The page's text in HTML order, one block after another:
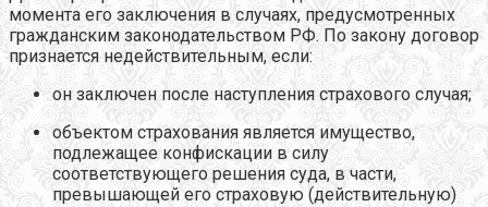
момента его заключения в случаях, предусмотренных
гражданским законодательством РФ. По закону договор
признается недействительным, если:
он заключен после наступления страхового случая;
объектом страхования является имущество,
подлежащее конфискации в силу
соответствующего решения суда, в части,
превышающей его страховую (действительную)